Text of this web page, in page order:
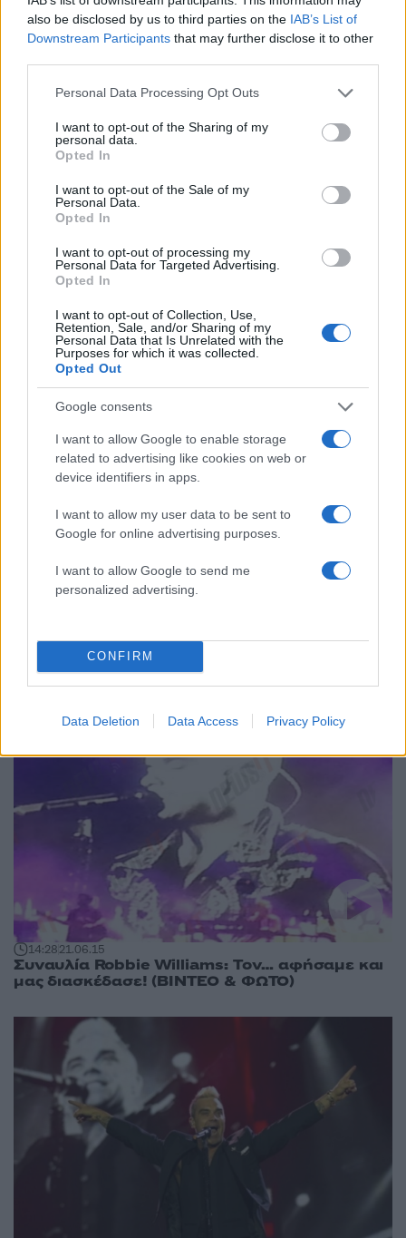
also be disclosed by us to third parties on the IAB’s List of
Downstream Participants that may further disclose it to other
Please note that this website/app uses one or more Google
not limited to your visit or usage behaviour. You may click to
grant or deny consent to Google and its third-party tags to
use your data for below specified purposes in below Google
consent section.
Personal Data Processing Opt Outs
I want to opt-out of the Sharing of my
personal data.
Opted In
I want to opt-out of the Sale of my
Personal Data.
Opted In
I want to opt-out of processing my
Personal Data for Targeted Advertising.
Opted In
I want to opt-out of Collection, Use,
Retention, Sale, and/or Sharing of my
Personal Data that Is Unrelated with the
Purposes for which it was collected.
Opted Out
Google consents
I want to allow Google to enable storage
related to advertising like cookies on web or
device identifiers in apps.
I want to allow my user data to be sent to
Google for online advertising purposes.
I want to allow Google to send me
personalized advertising.
CONFIRM
Data Deletion Data Access Privacy Policy
ΔΙΑΦΗΜΙΣΗ
19:3503.11.15
Αποκαλύψεις από τη χήρα του Ρόμπιν
14:2821.06.15
Συναυλία Robbie Williams: Τον… αφήσαμε και
μας διασκέδασε! (ΒΙΝΤΕΟ & ΦΩΤΟ)